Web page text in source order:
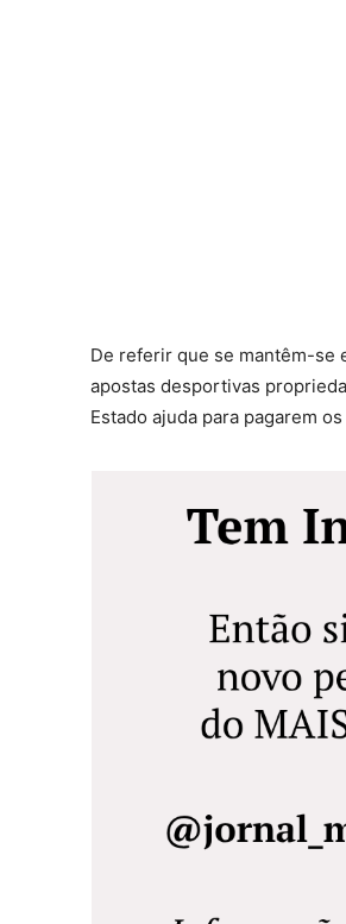
De referir que se mantêm-se
apostas desportivas
Estado ajuda para pagarem